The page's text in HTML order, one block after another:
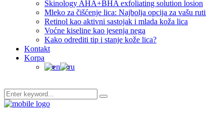
Skinology AHA+BHA exfoliating solution losion
Mleko za čišćenje lica: Najbolja opcija za vašu
Retinol kao aktivni sastojak i mlada koža lica
Voćne kiseline kao jesenja nega
Kako odrediti tip i stanje kože lica?
Kontakt
Korpa